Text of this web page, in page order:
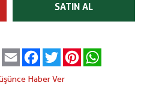
SATIN AL
Email Facebook
Twitter Pinterest
Haber Ver